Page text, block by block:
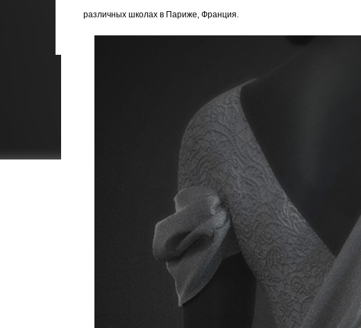
различных школах в Париже, Франция.